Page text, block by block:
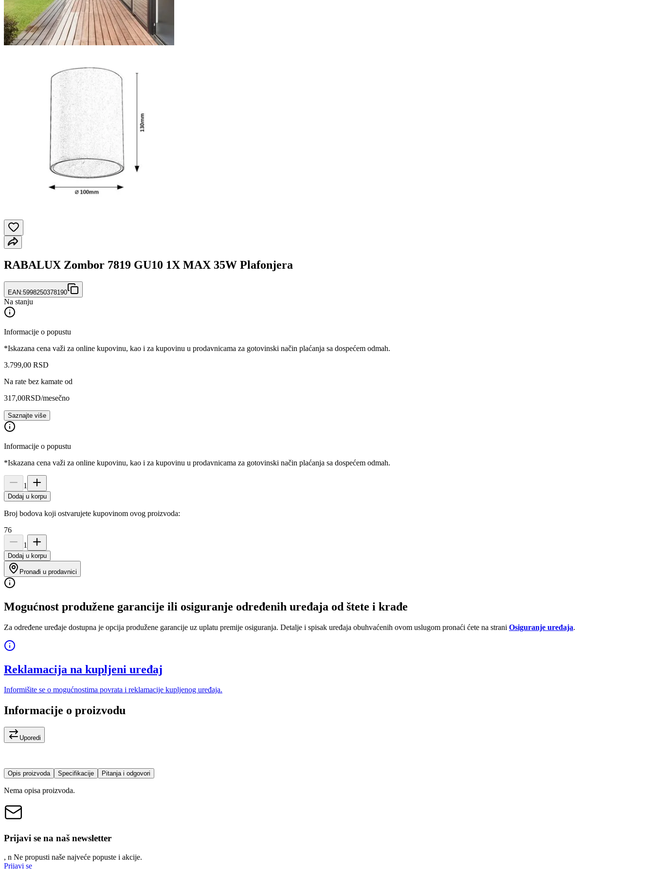
RABALUX Zombor 7819 GU10 1X MAX 35W Plafonjera
EAN:5998250378190
Na stanju
Informacije o popustu
*Iskazana cena važi za online kupovinu, kao i za kupovinu u prodavnicama za gotovinski način plaćanja sa dospećem odmah.
3.799,00 RSD
Na rate bez kamate od
317,00RSD/mesečno
Saznajte više
Informacije o popustu
*Iskazana cena važi za online kupovinu, kao i za kupovinu u prodavnicama za gotovinski način plaćanja sa dospećem odmah.
1
Dodaj u korpu
Broj bodova koji ostvarujete kupovinom ovog proizvoda:
76
1
Dodaj u korpu
Pronađi u prodavnici
Mogućnost produžene garancije ili osiguranje određenih uređaja od štete i krađe
Za određene uređaje dostupna je opcija produžene garancije uz uplatu premije osiguranja. Detalje i spisak uređaja obuhvaćenih ovom uslugom pronaći ćete na strani Osiguranje uređaja.
Reklamacija na kupljeni uređaj
Informišite se o mogućnostima povrata i reklamacije kupljenog uređaja.
Informacije o proizvodu
Uporedi
Opis proizvoda Specifikacije Pitanja i odgovori
Nema opisa proizvoda.
Prijavi se na naš newsletter
, n Ne propusti naše najveće popuste i akcije.
Prijavi se